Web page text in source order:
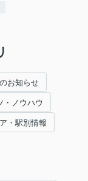
お知らせ
・ノウハウ
・駅別情報